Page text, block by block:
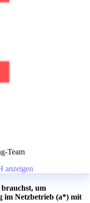
Team
anzeigen
brauchst, um
im Netzbetrieb (a*) mit